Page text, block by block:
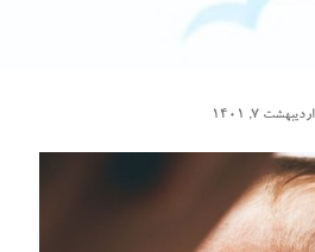
اردیبهشت ۷, ۱۴۰۱